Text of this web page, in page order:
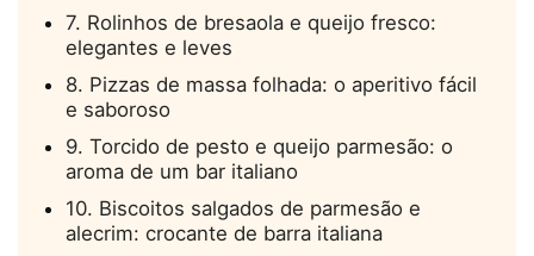
7. Rolinhos de bresaola e queijo fresco:
elegantes e leves
8. Pizzas de massa folhada: o aperitivo fácil
e saboroso
9. Torcido de pesto e queijo parmesão: o
aroma de um bar italiano
10. Biscoitos salgados de parmesão e
alecrim: crocante de barra italiana